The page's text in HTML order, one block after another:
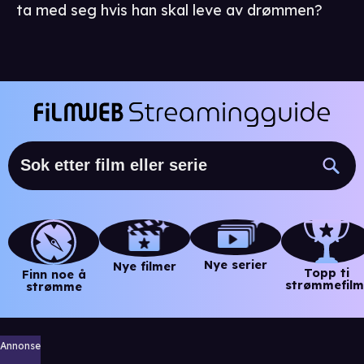
ta med seg hvis han skal leve av drømmen?
Finn noe å
strømme
Nye filmer Nye serier
Topp ti
Annonse